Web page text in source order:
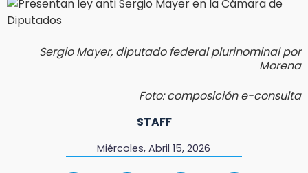
Sergio Mayer, diputado federal plurinominal por
Morena
Foto: composición e-consulta
STAFF
Miércoles, Abril 15, 2026